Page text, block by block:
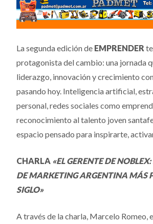
La segunda edición de EMPRENDER
protagonista del cambio: una jornada
liderazgo, innovación y crecimiento
pasando hoy. Inteligencia artificial,
personal, redes sociales como
reconocimiento al talento joven
espacio pensado para inspirarte,
CHARLA «EL GERENTE DE
DE MARKETING ARGENTINA MÁS
SIGLO»
A través de la charla, Marcelo Romeo,